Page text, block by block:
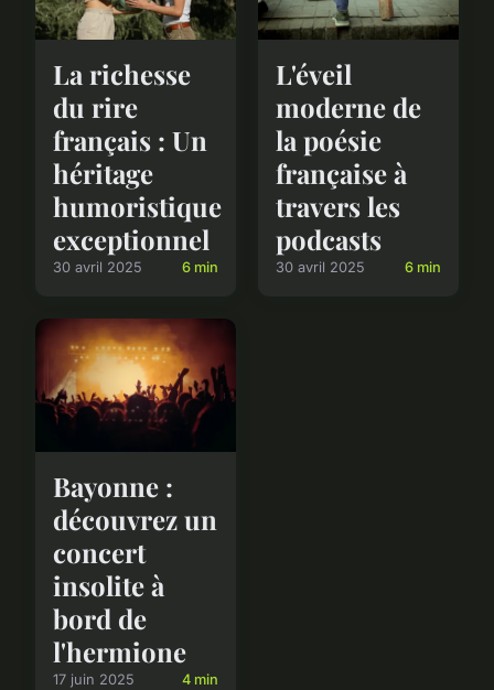
La richesse
du rire
français : Un
héritage
humoristique
exceptionnel
30 avril 2025 6 min
L'éveil
moderne de
la poésie
française à
travers les
podcasts
30 avril 2025 6 min
Bayonne :
découvrez un
concert
insolite à
bord de
l'hermione
17 juin 2025 4 min